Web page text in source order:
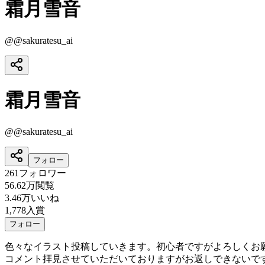
霜月雪音
@@sakuratesu_ai
霜月雪音
@@sakuratesu_ai
フォロー
261 フォロワー
56.62万閲覧
3.46万いいね
1,778入賞
フォロー
色々なイラスト投稿していきます。初心者ですがよろしくお
コメント拝見させていただいておりますがお返しできないで